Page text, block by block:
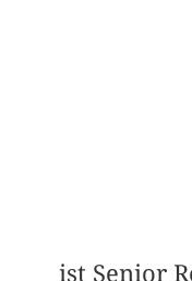
ist Senior